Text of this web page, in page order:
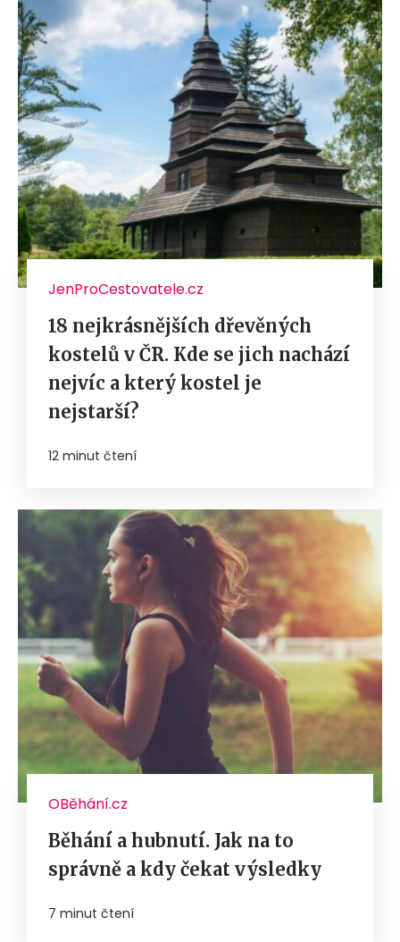
JenProCestovatele.cz
18 nejkrásnějších dřevěných
kostelů v ČR. Kde se jich nachází
nejvíc a který kostel je
nejstarší?
12 minut čtení
OBěhání.cz
Běhání a hubnutí. Jak na to
správně a kdy čekat výsledky
7 minut čtení